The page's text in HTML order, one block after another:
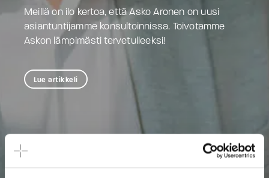
Meillä on ilo kertoa, että Asko Aronen on uusi
asiantuntijamme konsultoinnissa. Toivotamme
Askon lämpimästi tervetulleeksi!
Lue artikkeli